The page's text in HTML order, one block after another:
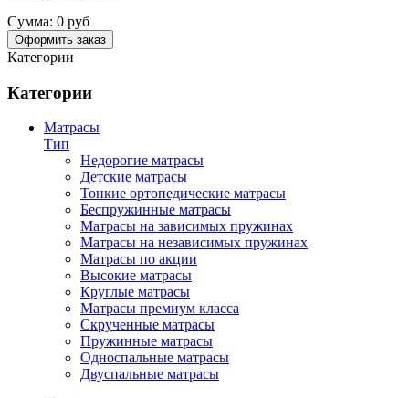
Сумма: 0 руб
Оформить заказ
Категории
Категории
Матрасы
Тип
Недорогие матрасы
Детские матрасы
Тонкие ортопедические матрасы
Беспружинные матрасы
Матрасы на зависимых пружинах
Матрасы на независимых пружинах
Матрасы по акции
Высокие матрасы
Круглые матрасы
Матрасы премиум класса
Скрученные матрасы
Пружинные матрасы
Односпальные матрасы
Двуспальные матрасы